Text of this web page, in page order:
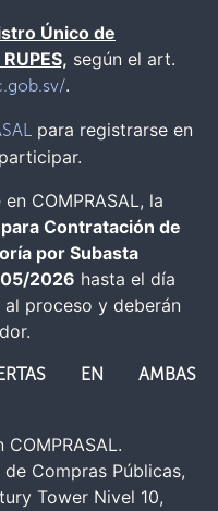
Único de
según el art.
.
para registrarse en
COMPRASAL, la
para Contratación de
por Subasta
2026 hasta el día
al proceso y deberán
EN AMBAS
Compras Públicas,
Tower Nivel 10,